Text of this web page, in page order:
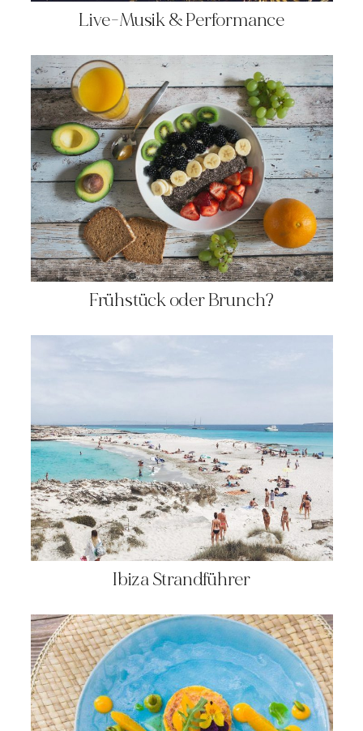
Live-Musik & Performance
Frühstück oder Brunch?
Ibiza Strandführer